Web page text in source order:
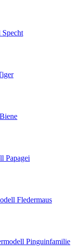
Specht
Papagei
Fledermaus
Pinguinfamilie